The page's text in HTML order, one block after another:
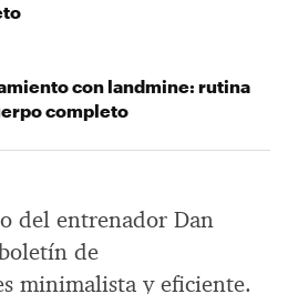
del entrenador Dan
de
minimalista y eficiente.
con landmine: rutina
completo